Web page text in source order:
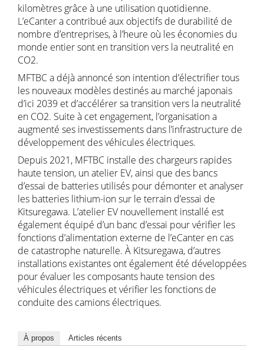
kilomètres grâce à une utilisation quotidienne.
L’eCanter a contribué aux objectifs de durabilité de
nombre d’entreprises, à l’heure où les économies du
monde entier sont en transition vers la neutralité en
CO2.
MFTBC a déjà annoncé son intention d’électrifier tous
les nouveaux modèles destinés au marché japonais
d’ici 2039 et d’accélérer sa transition vers la neutralité
en CO2. Suite à cet engagement, l’organisation a
augmenté ses investissements dans l’infrastructure de
développement des véhicules électriques.
Depuis 2021, MFTBC installe des chargeurs rapides
haute tension, un atelier EV, ainsi que des bancs
d’essai de batteries utilisés pour démonter et analyser
les batteries lithium-ion sur le terrain d’essai de
Kitsuregawa. L’atelier EV nouvellement installé est
également équipé d’un banc d’essai pour vérifier les
fonctions d’alimentation externe de l’eCanter en cas
de catastrophe naturelle. À Kitsuregawa, d’autres
installations existantes ont également été développées
pour évaluer les composants haute tension des
véhicules électriques et vérifier les fonctions de
conduite des camions électriques.
À propos Articles récents